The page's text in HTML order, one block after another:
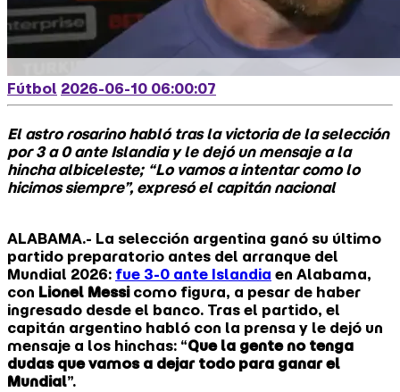
Fútbol 2026-06-10 06:00:07
El astro rosarino habló tras la victoria de la selección
por 3 a 0 ante Islandia y le dejó un mensaje a la
hincha albiceleste; “Lo vamos a intentar como lo
hicimos siempre”, expresó el capitán nacional
ALABAMA.- La selección argentina ganó su último
partido preparatorio antes del arranque del
Mundial 2026: fue 3-0 ante Islandia en Alabama,
con Lionel Messi como figura, a pesar de haber
ingresado desde el banco. Tras el partido, el
capitán argentino habló con la prensa y le dejó un
mensaje a los hinchas: “Que la gente no tenga
dudas que vamos a dejar todo para ganar el
Mundial”.